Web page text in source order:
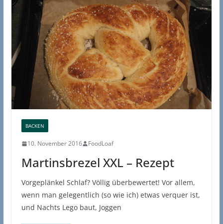
BACKEN
10. November 2016 FoodLoaf
Martinsbrezel XXL – Rezept
Vorgeplänkel Schlaf? Völlig überbewertet! Vor allem,
wenn man gelegentlich (so wie ich) etwas verquer ist,
und Nachts Lego baut, Joggen